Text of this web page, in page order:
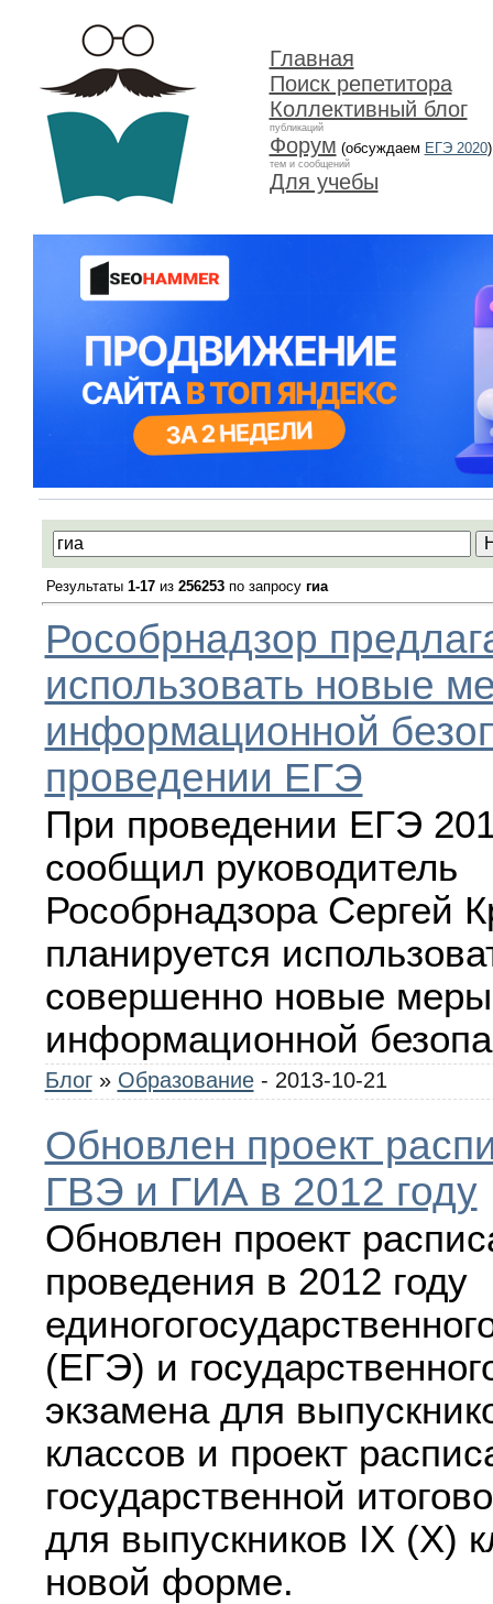
Главная
Поиск репетитора
Коллективный блог
публикаций
Форум (обсуждаем ЕГЭ 2020)
тем и сообщений
Для учебы
Результаты 1-17из 256253по запросу гиа
Рособрнадзор
использовать новые
информационной
проведении ЕГЭ
При проведении ЕГЭ
сообщил руководитель
Рособрнадзора Сергей
планируется
совершенно новые меры
информационной
Блог » Образование- 2013-10-21
Обновлен проект
ГВЭ и ГИА в 2012 году
Обновлен проект
проведения в 2012 году
(ЕГЭ) и
экзамена для
классов и проект
государственной
для выпускников IX (X)
новой форме.